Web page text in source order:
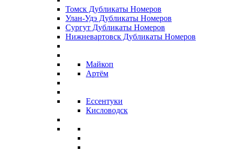
Томск Дубликаты Номеров
Улан-Удэ Дубликаты Номеров
Сургут Дубликаты Номеров
Нижневартовск Дубликаты Номеров
Майкоп
Артём
Ессентуки
Кисловодск